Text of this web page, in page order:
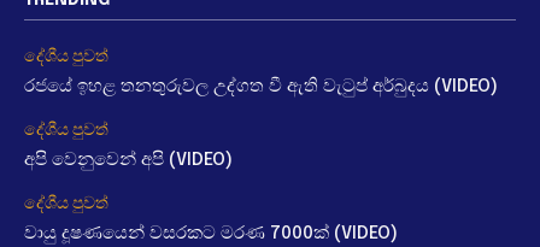
දේශීය පුවත්
රජයේ ඉහළ තනතුරුවල උද්ගත වී ඇති වැටුප් අර්බුදය (VIDEO)
දේශීය පුවත්
අපි වෙනුවෙන් අපි (VIDEO)
දේශීය පුවත්
වායු දූෂණයෙන් වසරකට මරණ 7000ක් (VIDEO)